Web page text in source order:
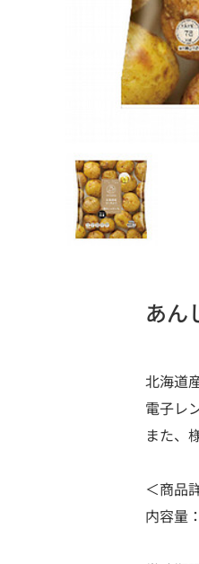
あ
北海道
電子レ
また、
＜商品
内容量